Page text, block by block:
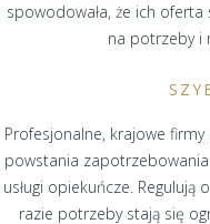
spowodowała, że ich oferta
na potrzeby i
Profesjonalne, krajowe
powstania
usługi opiekuńcze. Regulują
razie potrzeby stają się